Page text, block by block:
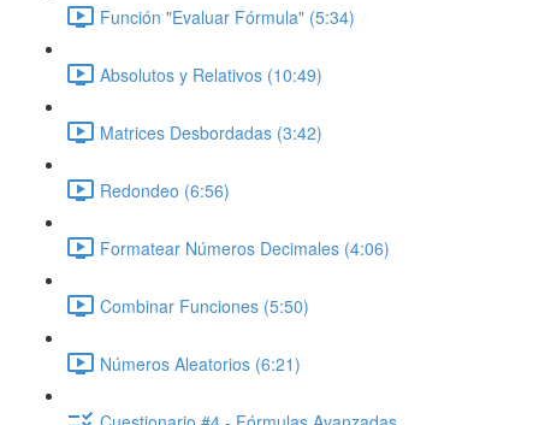
Función "Evaluar Fórmula" (5:34)
Absolutos y Relativos (10:49)
Matrices Desbordadas (3:42)
Redondeo (6:56)
Formatear Números Decimales (4:06)
Combinar Funciones (5:50)
Números Aleatorios (6:21)